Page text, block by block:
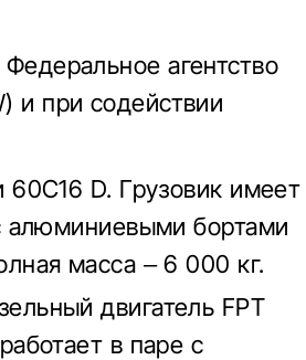
агентство
и при содействии
D. Грузовик имеет
бортами
масса – 6 000 кг.
двигатель FPT
в паре с